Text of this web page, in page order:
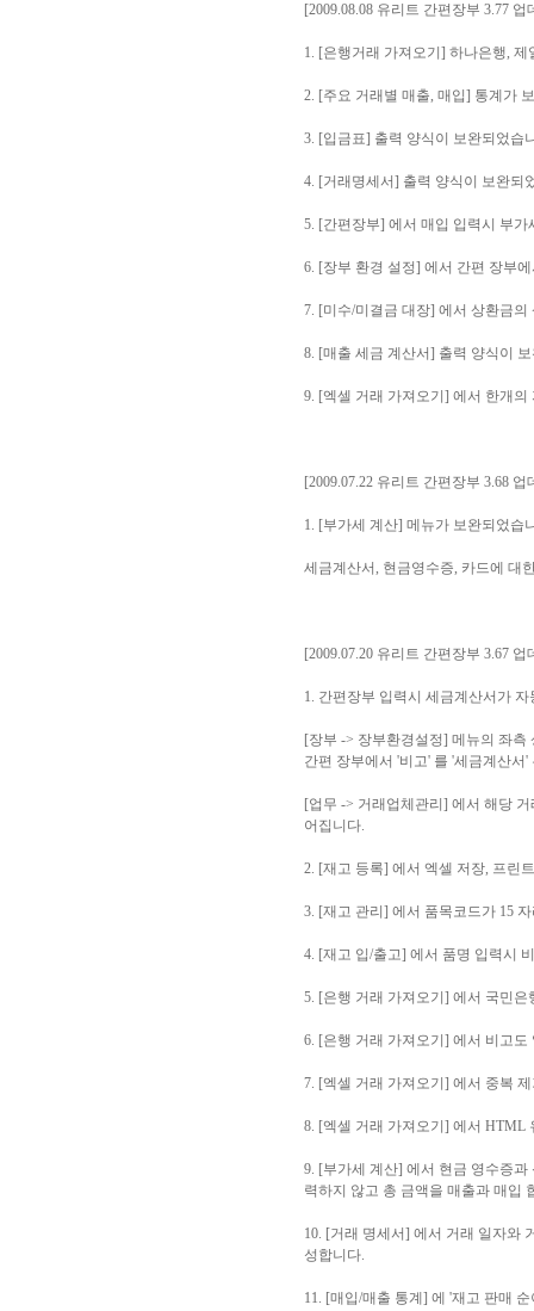
[2009.08.08 유리트 간편장부 3.77 업
1. [은행거래 가져오기] 하나은행,
2. [주요 거래별 매출, 매입] 통계가
3. [입금표] 출력 양식이 보완되었습
4. [거래명세서] 출력 양식이 보완되
5. [간편장부] 에서 매입 입력시 부
6. [장부 환경 설정] 에서 간편 장부
7. [미수/미결금 대장] 에서 상환금
8. [매출 세금 계산서] 출력 양식이
9. [엑셀 거래 가져오기] 에서 한개
[2009.07.22 유리트 간편장부 3.68 업
1. [부가세 계산] 메뉴가 보완되었습
세금계산서, 현금영수증, 카드에 대
[2009.07.20 유리트 간편장부 3.67 업
1. 간편장부 입력시 세금계산서가
[장부 -> 장부환경설정] 메뉴의 좌
간편 장부에서 '비고' 를 '세금계산
[업무 -> 거래업체관리] 에서 해당
어집니다.
2. [재고 등록] 에서 엑셀 저장, 프린
3. [재고 관리] 에서 품목코드가 15
4. [재고 입/출고] 에서 품명 입력시
5. [은행 거래 가져오기] 에서 국민
6. [은행 거래 가져오기] 에서 비고도
7. [엑셀 거래 가져오기] 에서 중복
8. [엑셀 거래 가져오기] 에서 HTML
9. [부가세 계산] 에서 현금 영수증
력하지 않고 총 금액을 매출과 매입
10. [거래 명세서] 에서 거래 일자와
성합니다.
11. [매입/매출 통계] 에 '재고 판매